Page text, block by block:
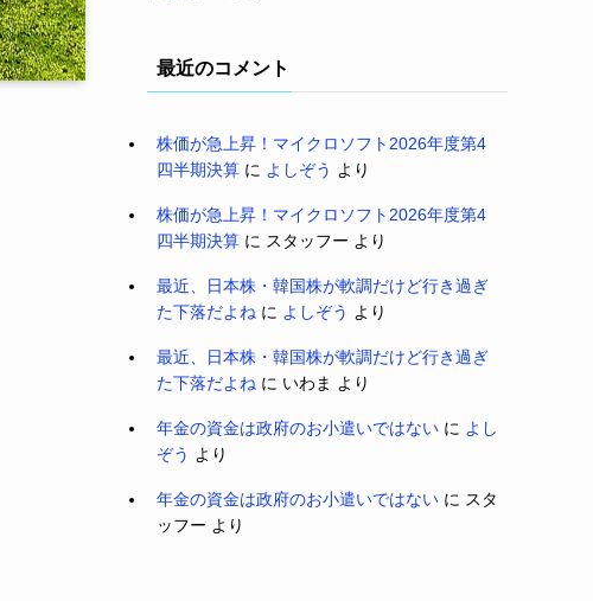
最近のコメント
株価が急上昇！マイクロソフト2026年度第4
四半期決算 に よしぞう より
株価が急上昇！マイクロソフト2026年度第4
四半期決算 に スタッフー より
最近、日本株・韓国株が軟調だけど行き過ぎ
た下落だよね に よしぞう より
最近、日本株・韓国株が軟調だけど行き過ぎ
た下落だよね に いわま より
年金の資金は政府のお小遣いではない に よし
ぞう より
年金の資金は政府のお小遣いではない に スタ
ッフー より